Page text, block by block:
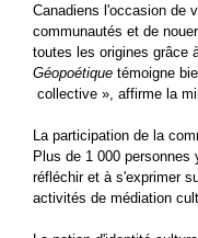
Canadiens l'occasion de
communautés et de
toutes les origines grâce
Géopoétique témoigne
collective », affirme la
La participation de la
Plus de 1 000
réfléchir et à s'exprimer
activités de médiation